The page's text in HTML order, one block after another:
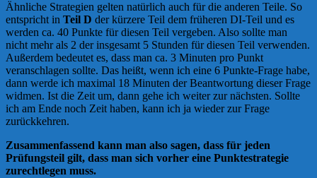
Ähnliche Strategien gelten natürlich auch für die anderen Teile. So
entspricht in Teil D der kürzere Teil dem früheren DI-Teil und es
werden ca. 40 Punkte für diesen Teil vergeben. Also sollte man
nicht mehr als 2 der insgesamt 5 Stunden für diesen Teil verwenden.
Außerdem bedeutet es, dass man ca. 3 Minuten pro Punkt
veranschlagen sollte. Das heißt, wenn ich eine 6 Punkte-Frage habe,
dann werde ich maximal 18 Minuten der Beantwortung dieser Frage
widmen. Ist die Zeit um, dann gehe ich weiter zur nächsten. Sollte
ich am Ende noch Zeit haben, kann ich ja wieder zur Frage
zurückkehren.
Zusammenfassend kann man also sagen, dass für jeden
Prüfungsteil gilt, dass man sich vorher eine Punktestrategie
zurechtlegen muss.